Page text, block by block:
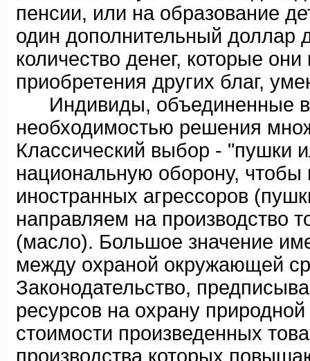
пенсии, или на образование
один дополнительный доллар
количество денег, которые
приобретения других благ,
Индивиды, объединенные в
необходимостью решения
Классический выбор - "пушки
национальную оборону,
иностранных агрессоров
направляем на производство
(масло). Большое значение
между охраной окружающей
Законодательство,
ресурсов на охрану
стоимости произведенных
производства которых